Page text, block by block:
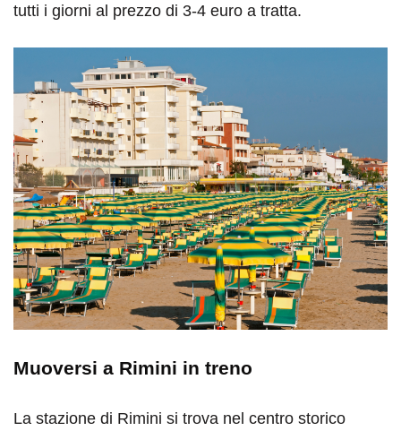
tutti i giorni al prezzo di 3-4 euro a tratta.
Muoversi a Rimini in treno
La stazione di Rimini si trova nel centro storico